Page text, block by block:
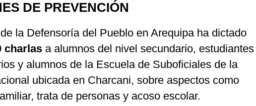
DE PREVENCIÓN
la Defensoría del Pueblo en Arequipa ha dictado
charlas a alumnos del nivel secundario, estudiantes
y alumnos de la Escuela de Suboficiales de la
ubicada en Charcani, sobre aspectos como
trata de personas y acoso escolar.